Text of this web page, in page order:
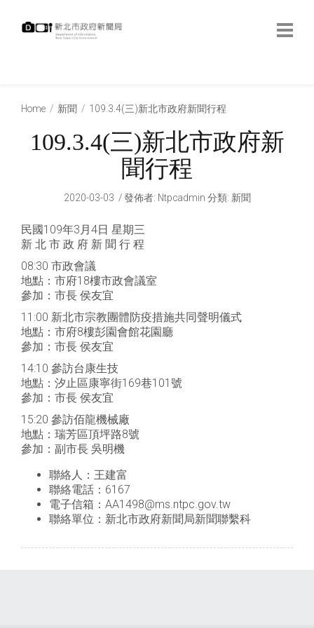
Home 新聞 109.3.4(三)新北市政府新聞行程
109.3.4(三)新北市政府新
聞行程
2020-03-03 發佈者: Ntpcadmin 分類: 新聞
民國109年3月4日 星期三
新 北 市 政 府 新 聞 行 程
08:30 市政會議
地點：市府18樓市政會議室
參加：市長 侯友宜
11:00 新北市宗教團體防疫措施共同聲明儀式
地點：市府8樓彭園會館花園廳
參加：市長 侯友宜
14:10 參訪台康生技
地點：汐止區康寧街169巷101號
參加：市長 侯友宜
15:20 參訪佰龍機械廠
地點：瑞芳區頂坪路8號
參加：副市長 吳明機
聯絡人：王建富
聯絡電話：6167
電子信箱：AA1498@ms.ntpc.gov.tw
聯絡單位：新北市政府新聞局新聞聯繫科